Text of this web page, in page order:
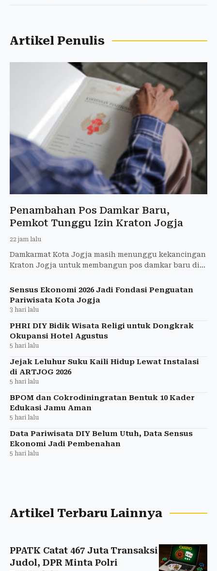
Artikel Penulis
Penambahan Pos Damkar Baru,
Pemkot Tunggu Izin Kraton Jogja
22 jam lalu
Damkarmat Kota Jogja masih menunggu kekancingan
Kraton Jogja untuk membangun pos damkar baru di
Sensus Ekonomi 2026 Jadi Fondasi Penguatan
Pariwisata Kota Jogja
3 hari lalu
PHRI DIY Bidik Wisata Religi untuk Dongkrak
Okupansi Hotel Agustus
5 hari lalu
Jejak Leluhur Suku Kaili Hidup Lewat Instalasi
di ARTJOG 2026
5 hari lalu
BPOM dan Cokrodiningratan Bentuk 10 Kader
Edukasi Jamu Aman
5 hari lalu
Data Pariwisata DIY Belum Utuh, Data Sensus
Ekonomi Jadi Pembenahan
5 hari lalu
Artikel Terbaru Lainnya
PPATK Catat 467 Juta Transaksi
Judol, DPR Minta Polri